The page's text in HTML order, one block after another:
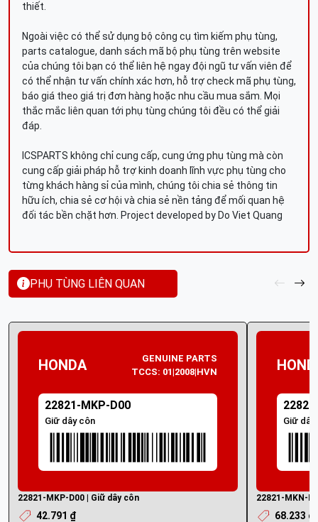
thiết.
Ngoài việc có thể sử dụng bộ công cụ tìm kiếm phụ tùng,
parts catalogue, danh sách mã bộ phụ tùng trên website
của chúng tôi bạn có thể liên hệ ngay đội ngũ tư vấn viên để
có thể nhận tư vấn chính xác hơn, hỗ trợ check mã phụ tùng,
báo giá theo giá trị đơn hàng hoặc nhu cầu mua sắm. Mọi
thắc mắc liên quan tới phụ tùng chúng tôi đều có thể giải
đáp.
ICSPARTS không chỉ cung cấp, cung ứng phụ tùng mà còn
cung cấp giải pháp hỗ trợ kinh doanh lĩnh vực phụ tùng cho
từng khách hàng sỉ của mình, chúng tôi chia sẻ thông tin
hữu ích, chia sẻ cơ hội và chia sẻ nền tảng để mối quan hệ
đối tác bền chặt hơn. Project developed by Do Viet Quang
PHỤ TÙNG LIÊN QUAN
HONDA
GENUINE PARTS
TCCS: 01|2008|HVN
22821-MKP-D00
Giữ dây côn
22821-MKP-D00 | Giữ dây côn
42.791 ₫
Giữ dây
22821-MKN-
68.233 ₫